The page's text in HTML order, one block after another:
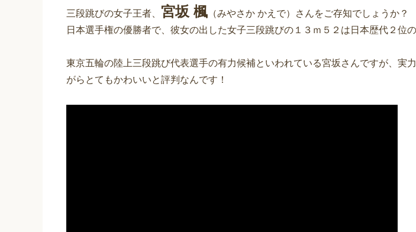
三段跳びの女子王者、 宮坂 楓 （みやさか かえで）さんをご存知でしょうか？
日本選手権の優勝者で、彼女の出した女子三段跳びの１３ｍ５２は日本歴代２位の
東京五輪の陸上三段跳び代表選手の有力候補といわれている宮坂さんですが、実
がらとてもかわいいと評判なんです！